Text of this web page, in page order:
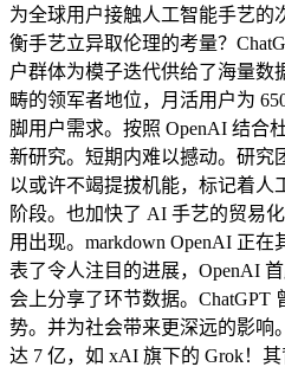
为全球用户接触人工智能手艺的
衡手艺立异取伦理的考量？
户群体为模子迭代供给了海量数
畴的领军者地位，月活用户为
脚用户需求。按照 OpenAI 结合
新研究。短期内难以撼动。研究
以或许不竭提拔机能，标记着人
阶段。也加快了 AI 手艺的贸易
用出现。markdown OpenAI 正
表了令人注目的进展，OpenAI
会上分享了环节数据。ChatGPT
势。并为社会带来更深远的影响
达 7 亿，如 xAI 旗下的 Grok！